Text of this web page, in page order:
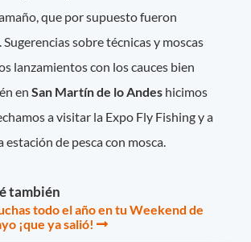
que por supuesto fueron
sobre técnicas y moscas
lanzamientos con los cauces bien
enSan Martín de lo Andes hicimos
a visitar la Expo Fly Fishing y a
estación de pesca con mosca.
también
todo el año en tu Weekend de
¡que ya salió!